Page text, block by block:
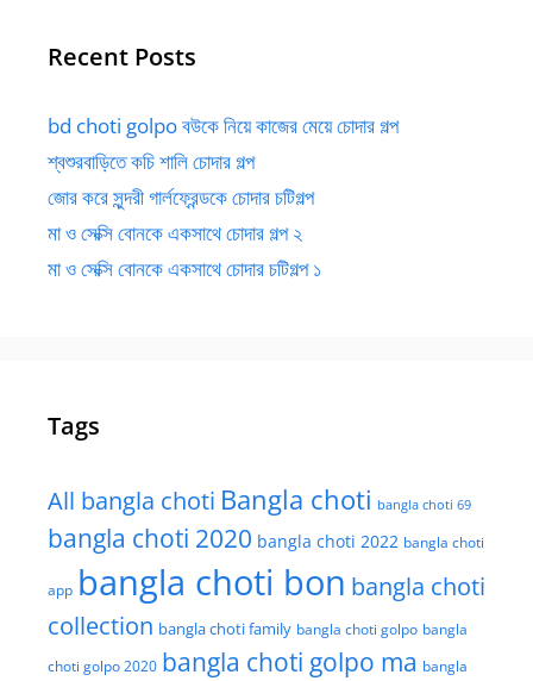
Recent Posts
bd choti golpo বউকে নিয়ে কাজের মেয়ে চোদার গল্প
শ্বশুরবাড়িতে কচি শালি চোদার গল্প
জোর করে সুন্দরী গার্লফ্রেন্ডকে চোদার চটিগল্প
মা ও সেক্সি বোনকে একসাথে চোদার গল্প ২
মা ও সেক্সি বোনকে একসাথে চোদার চটিগল্প ১
Tags
All bangla choti Bangla choti bangla choti 69
bangla choti 2020 bangla choti 2022 bangla choti
app bangla choti bon bangla choti
collection bangla choti family bangla choti golpo bangla
choti golpo 2020 bangla choti golpo ma bangla